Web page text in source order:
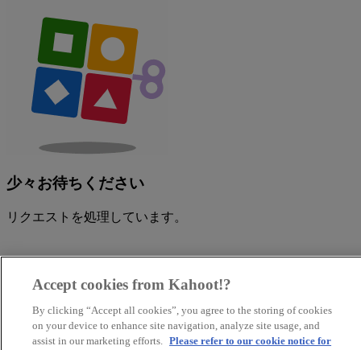
少々お待ちください
リクエストを処理しています。
Accept cookies from Kahoot!?
By clicking “Accept all cookies”, you agree to the storing of cookies
on your device to enhance site navigation, analyze site usage, and
assist in our marketing efforts. Please refer to our cookie notice for